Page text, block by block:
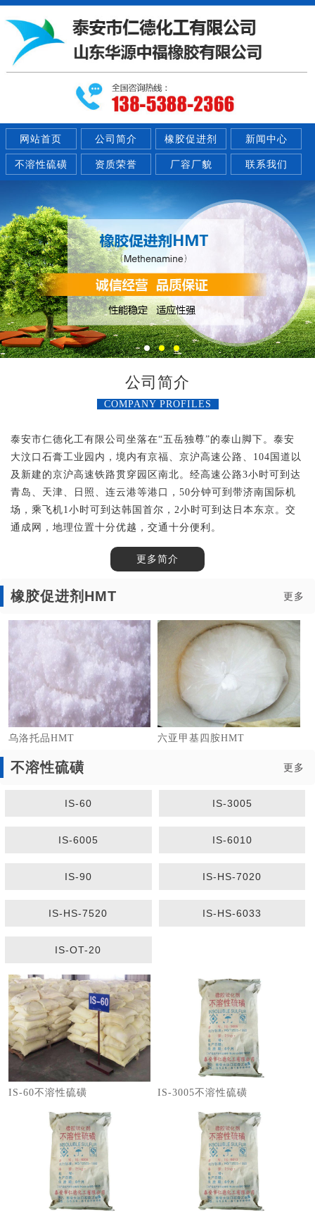
网站首页 公司简介 橡胶促进剂 新闻中心
不溶性硫磺 资质荣誉 厂容厂貌 联系我们
公司简介
COMPANY PROFILES
泰安市仁德化工有限公司坐落在“五岳独尊”的泰山脚下。泰安
大汶口石膏工业园内，境内有京福、京沪高速公路、104国道以
及新建的京沪高速铁路贯穿园区南北。经高速公路3小时可到达
青岛、天津、日照、连云港等港口，50分钟可到带济南国际机
场，乘飞机1小时可到达韩国首尔，2小时可到达日本东京。交
通成网，地理位置十分优越，交通十分便利。
更多简介
橡胶促进剂HMT 更多
乌洛托品HMT 六亚甲基四胺HMT
不溶性硫磺 更多
IS-60 IS-3005
IS-6005 IS-6010
IS-90 IS-HS-7020
IS-HS-7520 IS-HS-6033
IS-OT-20
IS-60不溶性硫磺 IS-3005不溶性硫磺